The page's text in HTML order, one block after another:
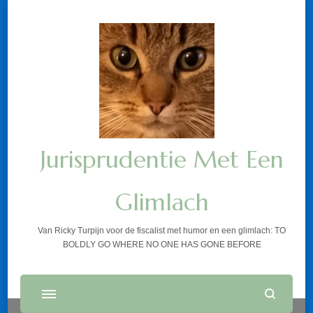
Jurisprudentie Met Een
Glimlach
Van Ricky Turpijn voor de fiscalist met humor en een glimlach: TO
BOLDLY GO WHERE NO ONE HAS GONE BEFORE